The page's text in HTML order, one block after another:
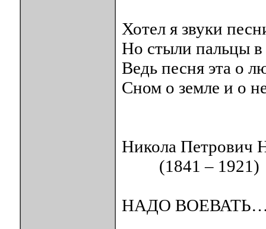
Хотел я звуки
Но стыли пальцы в
Ведь песня эта о
Сном о земле и о
Никола
(1841 – 1921)
НАДО